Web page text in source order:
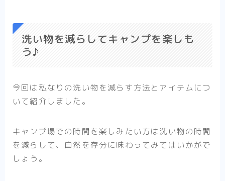
洗い物を減らしてキャンプを楽しも
う♪
今回は私なりの洗い物を減らす方法とアイテムにつ
いて紹介しました。
キャンプ場での時間を楽しみたい方は洗い物の時間
を減らして、自然を存分に味わってみてはいかがで
しょう。